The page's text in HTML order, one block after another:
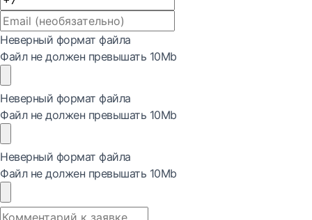
Неверный формат файла
Файл не должен превышать 10Mb
Неверный формат файла
Файл не должен превышать 10Mb
Неверный формат файла
Файл не должен превышать 10Mb